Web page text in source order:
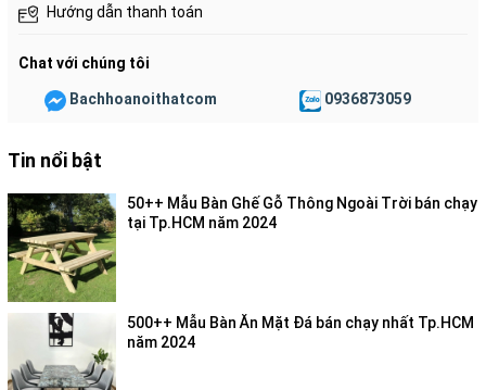
Hướng dẫn thanh toán
Chat với chúng tôi
Bachhoanoithatcom 0936873059
Tin nổi bật
50++ Mẫu Bàn Ghế Gỗ Thông Ngoài Trời bán chạy
tại Tp.HCM năm 2024
500++ Mẫu Bàn Ăn Mặt Đá bán chạy nhất Tp.HCM
năm 2024